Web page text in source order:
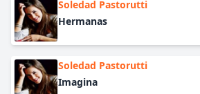
Soledad Pastorutti
Hermanas
Soledad Pastorutti
Imagina